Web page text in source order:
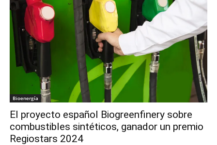
Bioenergía
El proyecto español Biogreenfinery sobre
combustibles sintéticos, ganador un premio
Regiostars 2024